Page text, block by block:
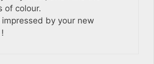
of colour.
impressed by your new